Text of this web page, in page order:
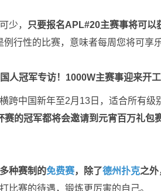
少，
只要报名APL#20主赛事将可以
例行性的比赛，意味者每周您将可享
跨中国新年至2月13日，适合所有级
的冠军都将会邀请到元宵百万礼包
种赛制的免费赛，除了德州扑克之
比赛的待遇，锻炼更厉害的自己。